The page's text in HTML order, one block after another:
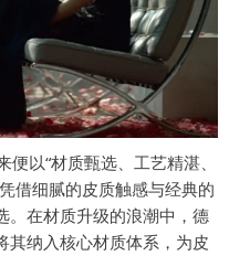
便以“材质甄选、工艺精湛、
借细腻的皮质触感与经典的
。在材质升级的浪潮中，德
其纳入核心材质体系，为皮